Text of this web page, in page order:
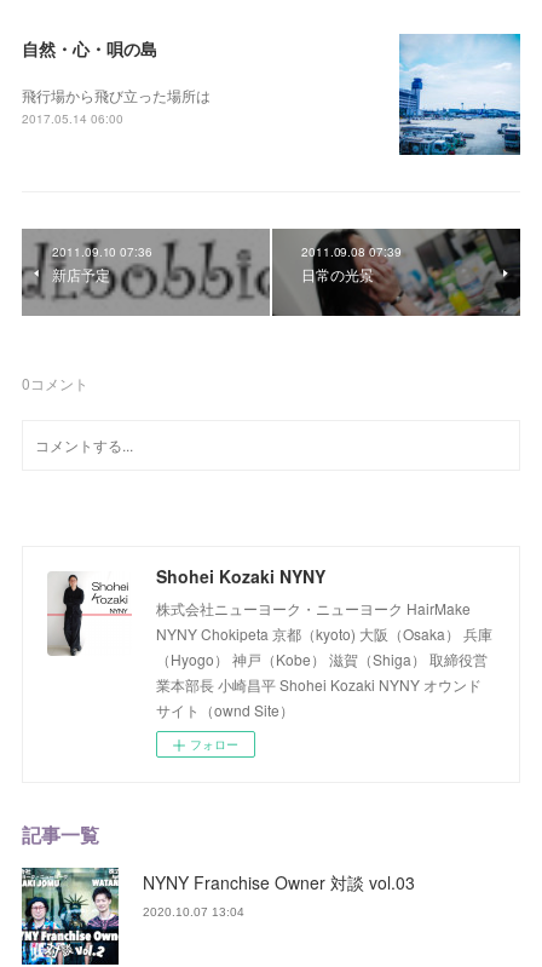
自然・心・唄の島
飛行場から飛び立った場所は
2017.05.14 06:00
2011.09.10 07:36
新店予定
2011.09.08 07:39
日常の光景
0コメント
Shohei Kozaki NYNY
株式会社ニューヨーク・ニューヨーク HairMake
NYNY Chokipeta 京都（kyoto) 大阪（Osaka） 兵庫
（Hyogo） 神戸（Kobe） 滋賀（Shiga） 取締役営
業本部長 小崎昌平 Shohei Kozaki NYNY オウンド
サイト（ownd Site）
フォロー
記事一覧
NYNY Franchise Owner 対談 vol.03
2020.10.07 13:04